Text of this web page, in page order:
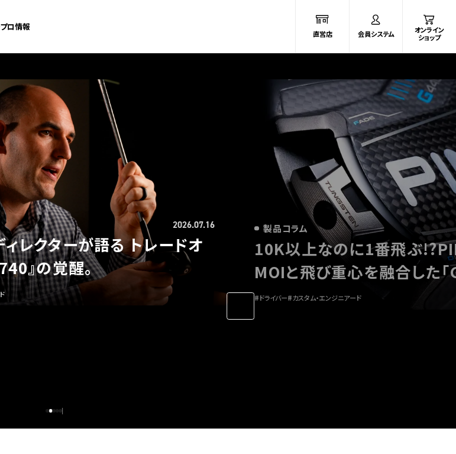
ロ情報
直営店 会員システム
オンライン
ショップ
2026.01.14
1番飛ぶ!?PING史上最高
融合した「G440 K」
製品コラム
悪条件下（リアルコンディシ
量103.3%の衝撃
#ウェッジ カスタム・エンジニアード